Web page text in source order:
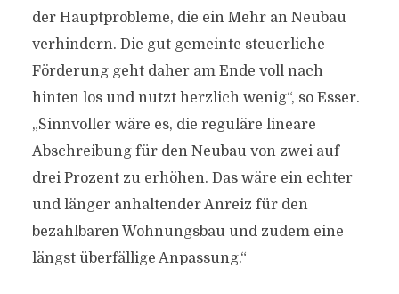
der Hauptprobleme, die ein Mehr an Neubau
verhindern. Die gut gemeinte steuerliche
Förderung geht daher am Ende voll nach
hinten los und nutzt herzlich wenig“, so Esser.
„Sinnvoller wäre es, die reguläre lineare
Abschreibung für den Neubau von zwei auf
drei Prozent zu erhöhen. Das wäre ein echter
und länger anhaltender Anreiz für den
bezahlbaren Wohnungsbau und zudem eine
längst überfällige Anpassung.“